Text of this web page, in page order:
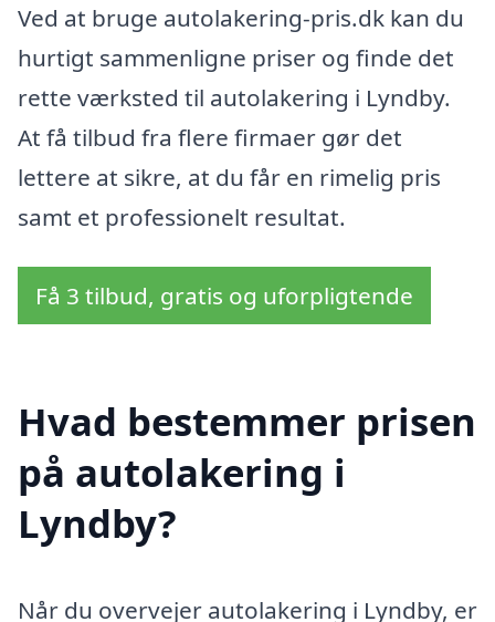
Ved at bruge autolakering-pris.dk kan du
hurtigt sammenligne priser og finde det
rette værksted til autolakering i Lyndby.
At få tilbud fra flere firmaer gør det
lettere at sikre, at du får en rimelig pris
samt et professionelt resultat.
Få 3 tilbud, gratis og uforpligtende
Hvad bestemmer prisen
på autolakering i
Lyndby?
Når du overvejer autolakering i Lyndby, er